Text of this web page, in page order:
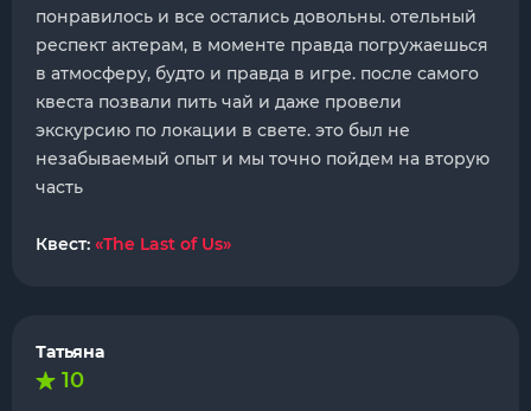
понравилось и все остались довольны. отельный
респект актерам, в моменте правда погружаешься
в атмосферу, будто и правда в игре. после самого
квеста позвали пить чай и даже провели
экскурсию по локации в свете. это был не
незабываемый опыт и мы точно пойдем на вторую
часть
Квест: «The Last of Us»
Татьяна
10